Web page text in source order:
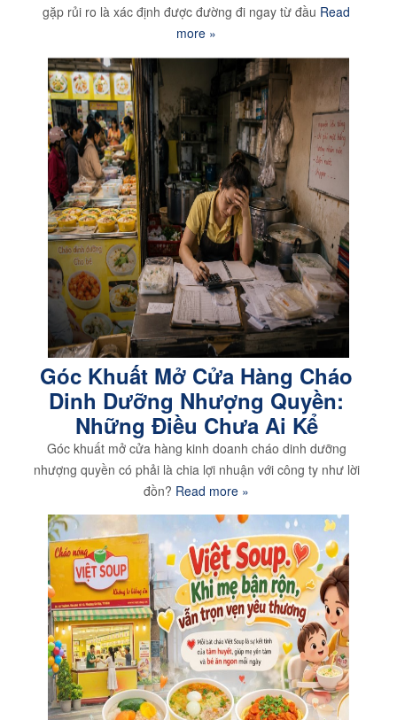
gặp rủi ro là xác định được đường đi ngay từ đầu Read
more »
Góc Khuất Mở Cửa Hàng Cháo
Dinh Dưỡng Nhượng Quyền:
Những Điều Chưa Ai Kể
Góc khuất mở cửa hàng kinh doanh cháo dinh dưỡng
nhượng quyền có phải là chia lợi nhuận với công ty như lời
đồn? Read more »